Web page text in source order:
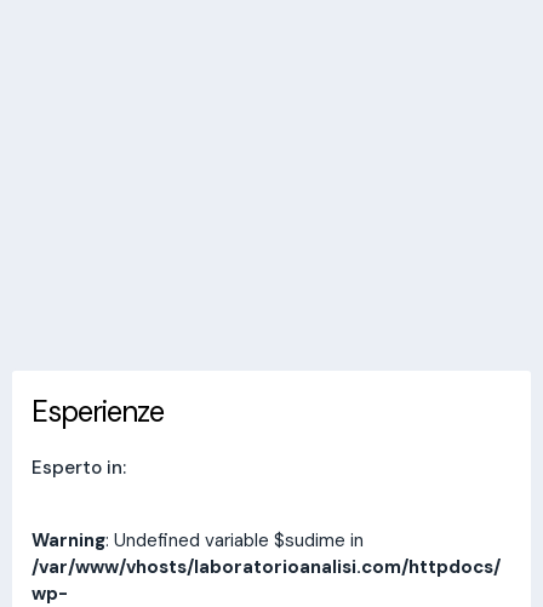
Esperienze
Esperto in:
Warning: Undefined variable $sudime in
/var/www/vhosts/laboratorioanalisi.com/httpdocs/
wp-